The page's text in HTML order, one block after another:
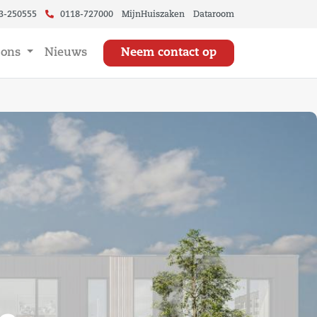
250555 0118-727000 MijnHuiszaken Dataroom
Nieuws Neem contact op